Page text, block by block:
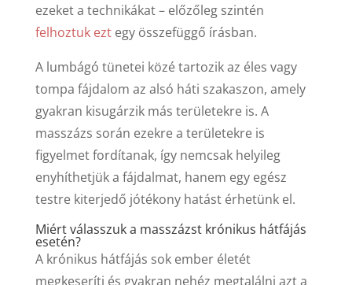
ezeket a technikákat – előzőleg szintén
felhoztuk eztegy összefüggő írásban.
A lumbágó tünetei közé tartozik az éles vagy
tompa fájdalom az alsó háti szakaszon, amely
gyakran kisugárzik más területekre is. A
masszázs során ezekre a területekre is
figyelmet fordítanak, így nemcsak helyileg
enyhíthetjük a fájdalmat, hanem egy egész
testre kiterjedő jótékony hatást érhetünk el.
Miért válasszuk a masszázst krónikus hátfájás
esetén?
A krónikus hátfájás sok ember életét
megkeseríti és gyakran nehéz megtalálni azt a